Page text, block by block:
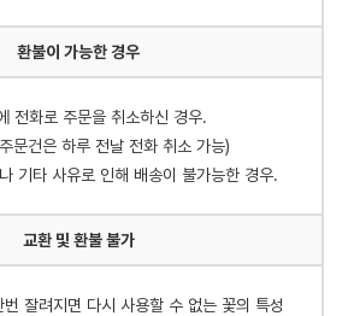
환불이 가능한 경우
전화로 주문을 취소하신 경우.
문건은 하루 전날 전화 취소 가능)
기타 사유로 인해 배송이 불가능한 경우.
교환 및 환불 불가
잘려지면 다시 사용할 수 없는 꽃의 특성